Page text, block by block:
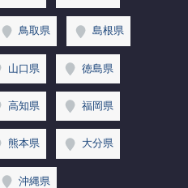
鳥取県 島根県
山口県 徳島県
高知県 福岡県
熊本県 大分県
沖縄県